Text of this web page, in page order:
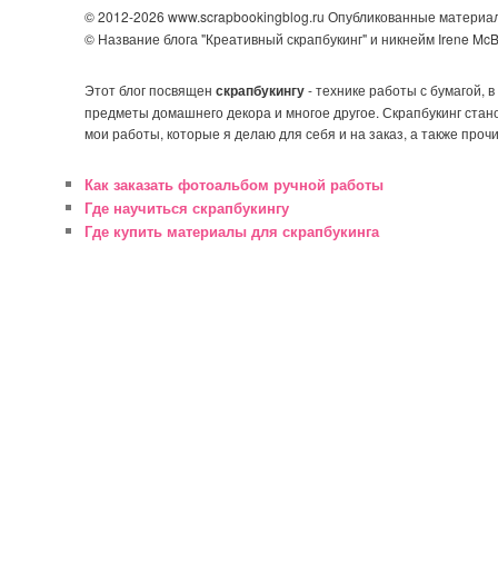
© 2012-2026 www.scrapbookingblog.ru Опубликованные
© Название блога "Креативный скрапбукинг" и никнейм Irene
Этот блог посвящен скрапбукингу- технике работы с бумагой,
предметы домашнего декора и многое другое. Скрапбукинг
мои работы, которые я делаю для себя и на заказ, а также
Как заказать фотоальбом ручной работы
Где научиться скрапбукингу
Где купить материалы для скрапбукинга